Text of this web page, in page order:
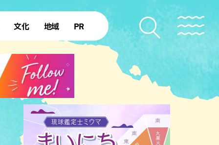
文化
復帰50年
地域
本島北部
本島南部 先島諸島
北部離島
PR